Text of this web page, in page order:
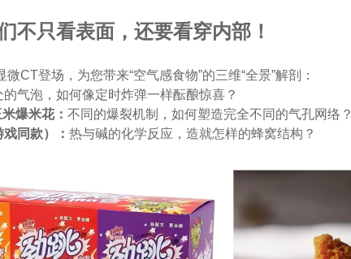
不只看表面，还要看穿内部！
微CT登场，为您带来“空气感食物”的三维“全景”解剖：
的气泡，如何像定时炸弹一样酝酿惊喜？
爆米花：不同的爆裂机制，如何塑造完全不同的气孔网络？
戏同款）：热与碱的化学反应，造就怎样的蜂窝结构？